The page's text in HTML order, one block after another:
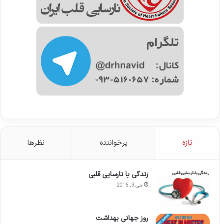
تازه پرخواننده نظرها
زندگی با نارسایی قلبی
می 3, 2016
روز جهانی بهداشت